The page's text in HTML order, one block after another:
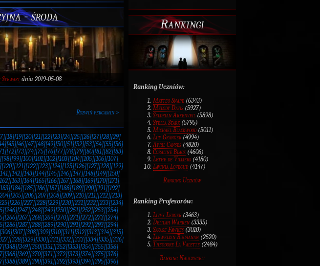
- środa
Stewartdnia 2019-05-08
Rozwiń pergamin >
[18][19][20][21][22][23][24][25][26][27][28][29]
[45][46][47][48][49][50][51][52][53][54][55][56]
[72][73][74][75][76][77][78][79][80][81][82][83]
[98][99][100][101][102][103][104][105][106][107]
[120][121][122][123][124][125][126][127][128][129]
[142][143][144][145][146][147][148][149][150]
[163][164][165][166][167][168][169][170][171]
[184][185][186][187][188][189][190][191][192]
[205][206][207][208][209][210][211][212][213]
[226][227][228][229][230][231][232][233][234]
[246][247][248][249][250][251][252][253][254]
[266][267][268][269][270][271][272][273][274]
[286][287][288][289][290][291][292][293][294]
[306][307][308][309][310][311][312][313][314][315]
[328][329][330][331][332][333][334][335][336]
[348][349][350][351][352][353][354][355][356]
[368][369][370][371][372][373][374][375][376]
[388][389][390][391][392][393][394][395][396]
Rankingi
Ranking Uczniów:
Matteo Snape (6343)
Melody Davis (5927)
Seldrian Arkenveil (5898)
Stella Stark(5795)
Michael Blackwood(5011)
Lily Granger (4994)
April Canses (4820)
Coraline Black(4606)
Lethe de Villiers (4180)
Lavinia Lovegud(4147)
Ranking Uczniów
Ranking Profesorów:
Livvy Ledger (3463)
Delilah Warren (3335)
Savage Fawkes (3010)
Llewellyn Buchanan (2520)
Theodore La Valette (2484)
Ranking Nauczycieli